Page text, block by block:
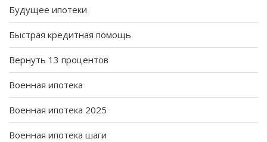
Будущее ипотеки
Быстрая кредитная помощь
Вернуть 13 процентов
Военная ипотека
Военная ипотека 2025
Военная ипотека шаги